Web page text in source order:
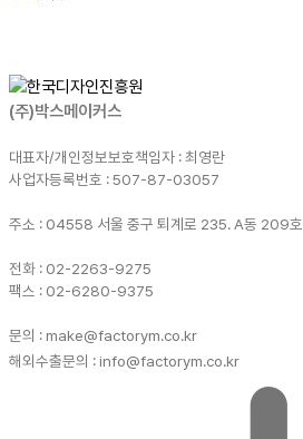
(주)박스메이커스
대표자/개인정보보호책임자 : 최영란
사업자등록번호 : 507-87-03057
주소 : 04558 서울 중구 퇴계로 235. A동 209호
전화 : 02-2263-9275
팩스 : 02-6280-9375
문의 : make@factorym.co.kr
해외수출문의 : info@factorym.co.kr